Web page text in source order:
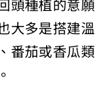
大多是搭建溫
番茄或香瓜類